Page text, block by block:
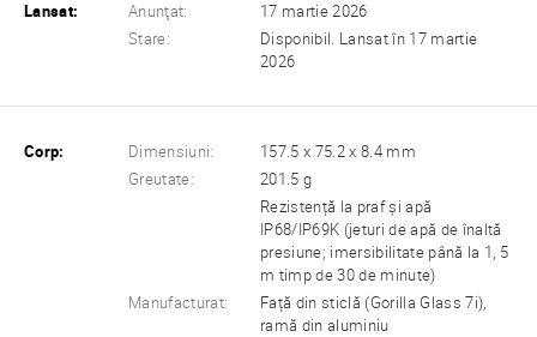
Lansat: Anunţat:
17 martie 2026
Stare:
Disponibil. Lansat în 17 martie
2026
Corp: Dimensiuni:
157.5 x 75.2 x 8.4 mm
Greutate:
201.5 g
Rezistență la praf și apă
IP68/IP69K (jeturi de apă de înaltă
presiune; imersibilitate până la 1, 5
m timp de 30 de minute)
Manufacturat:
Față din sticlă (Gorilla Glass 7i),
ramă din aluminiu